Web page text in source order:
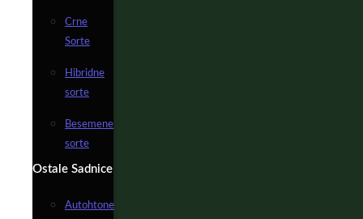
Crne
Sorte
Hibridne
sorte
Besemene
sorte
Ostale Sadnice
Autohtone